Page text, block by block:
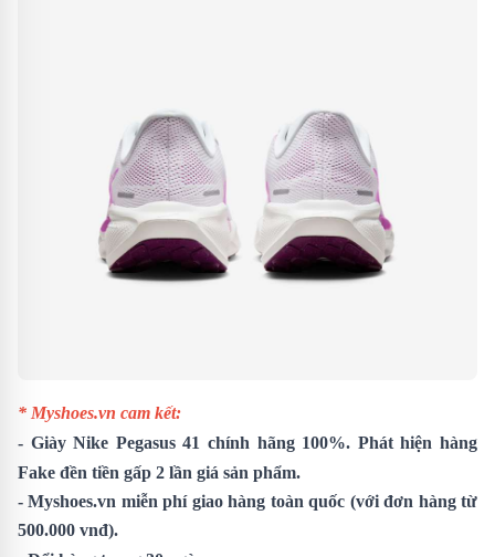
* Myshoes.vn cam kết:
- GiàyNike Pegasus 41 chính hãng 100%. Phát hiện hàng
Fake đền tiền gấp 2 lần giá sản phẩm.
- Myshoes.vn miễn phí giao hàng toàn quốc (với đơn hàng từ
500.000 vnđ).